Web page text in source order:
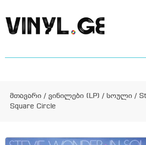
მთავარი / ვინილები (LP) / სოული /
Square Circle